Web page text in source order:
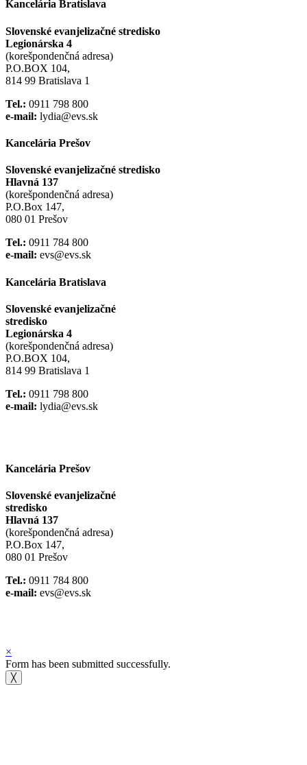
Kancelária Bratislava
Slovenské evanjelizačné stredisko
Legionárska 4
(korešpondenčná adresa)
P.O.BOX 104,
814 99 Bratislava 1
Tel.: 0911 798 800
e-mail: lydia@evs.sk
Kancelária Prešov
Slovenské evanjelizačné stredisko
Hlavná 137
(korešpondenčná adresa)
P.O.Box 147,
080 01 Prešov
Tel.: 0911 784 800
e-mail: evs@evs.sk
Kancelária Bratislava
Slovenské evanjelizačné
stredisko
Legionárska 4
(korešpondenčná adresa)
P.O.BOX 104,
814 99 Bratislava 1
Tel.: 0911 798 800
e-mail: lydia@evs.sk
Kancelária Prešov
Slovenské evanjelizačné
stredisko
Hlavná 137
(korešpondenčná adresa)
P.O.Box 147,
080 01 Prešov
Tel.: 0911 784 800
e-mail: evs@evs.sk
×
Form has been submitted successfully.
╳